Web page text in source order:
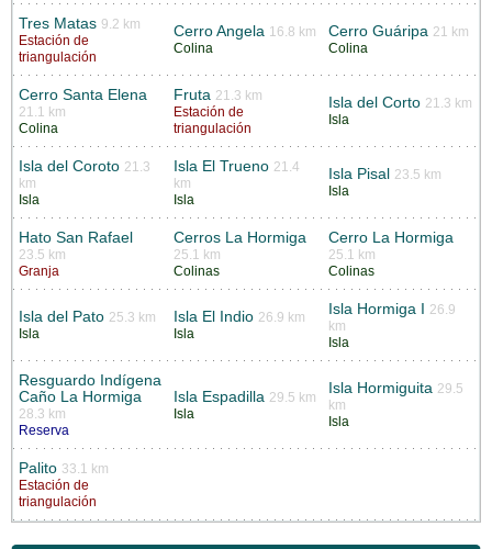
Tres Matas 9.2 km
Estación de
triangulación
Cerro Angela 16.8 km
Colina
Cerro Guáripa 21 km
Colina
Cerro Santa Elena
21.1 km
Colina
Fruta 21.3 km
Estación de
triangulación
Isla del Corto 21.3 km
Isla
Isla del Coroto 21.3
km
Isla
Isla El Trueno 21.4
km
Isla
Isla Pisal 23.5 km
Isla
Hato San Rafael
23.5 km
Granja
Cerros La Hormiga
25.1 km
Colinas
Cerro La Hormiga
25.1 km
Colinas
Isla del Pato 25.3 km
Isla
Isla El Indio 26.9 km
Isla
Isla Hormiga I 26.9
km
Isla
Resguardo Indígena
Caño La Hormiga
28.3 km
Reserva
Isla Espadilla 29.5 km
Isla
Isla Hormiguita 29.5
km
Isla
Palito 33.1 km
Estación de
triangulación